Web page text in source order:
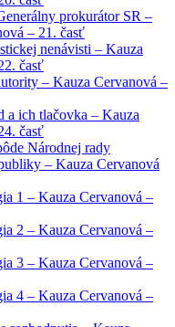
prokurátor SR –
– 21. časť
nenávisti – Kauza
časť
– Kauza Cervanová –
a ich tlačovka – Kauza
časť
Národnej rady
– Kauza Cervanová
1 – Kauza Cervanová –
2 – Kauza Cervanová –
3 – Kauza Cervanová –
4 – Kauza Cervanová –